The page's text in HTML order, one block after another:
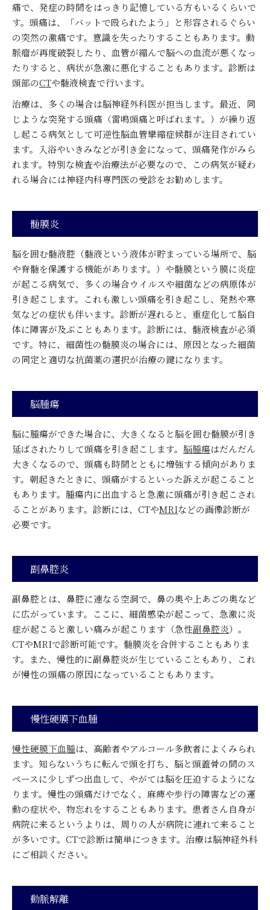
痛で、発症の時間をはっきり記憶している方もいるくらいで
す。頭痛は、「バットで殴られたよう」と形容されるぐらい
の突然の激痛です。意識を失ったりすることもあります。動
脈瘤が再度破裂したり、血管が縮んで脳への血流が悪くなっ
たりすると、病状が急激に悪化することもあります。診断は
頭部のCTや髄液検査で行います。
治療は、多くの場合は脳神経外科医が担当します。最近、同
じような突発する頭痛（雷鳴頭痛と呼ばれます。）が繰り返
し起こる病気として可逆性脳血管攣縮症候群が注目されてい
ます。入浴やいきみなどが引き金になって、頭痛発作がみら
れます。特別な検査や治療法が必要なので、この病気が疑わ
れる場合には神経内科専門医の受診をお勧めします。
髄膜炎
脳を囲む髄液腔（髄液という液体が貯まっている場所で、脳
や脊髄を保護する機能があります。）や髄膜という膜に炎症
が起こる病気で、多くの場合ウイルスや細菌などの病原体が
引き起こします。これも激しい頭痛を引き起こし、発熱や寒
気などの症状も伴います。診断が遅れると、重症化して脳自
体に障害が及ぶこともあります。診断には、髄液検査が必須
です。特に、細菌性の髄膜炎の場合には、原因となった細菌
の同定と適切な抗菌薬の選択が治療の鍵になります。
脳腫瘍
脳に腫瘍ができた場合に、大きくなると脳を囲む髄膜が引き
延ばされたりして頭痛を引き起こします。 脳腫瘍はだんだん
大きくなるので、頭痛も時間とともに増強する傾向がありま
す。朝起きたときに、頭痛がするといった訴えが起こること
もあります。腫瘍内に出血すると急激に頭痛が引き起こされ
ることがあります。診断には、CTやMRIなどの画像診断が
必要です。
副鼻腔炎
副鼻腔とは、鼻腔に連なる空洞で、鼻の奥や上あごの奥など
に広がっています。ここに、細菌感染が起こって、急激に炎
症が起こると激しい痛みが起こります（急性副鼻腔炎）。
CTやMRIで診断可能です。髄膜炎を合併することもありま
す。また、慢性的に副鼻腔炎が生じていることもあり、これ
が慢性の頭痛の原因になっていることもあります。
慢性硬膜下血腫
慢性硬膜下血腫は、高齢者やアルコール多飲者によくみられ
ます。知らないうちに転んで頭を打ち、脳と頭蓋骨の間のス
ペースに少しずつ出血して、やがては脳を圧迫するようにな
ります。慢性の頭痛だけでなく、麻痺や歩行の障害などの運
動の症状や、物忘れをすることもあります。患者さん自身が
病院に来るというよりは、周りの人が病院に連れて来ること
が多いです。CTで診断は簡単につきます。治療は脳神経外科
にご相談ください。
動脈解離